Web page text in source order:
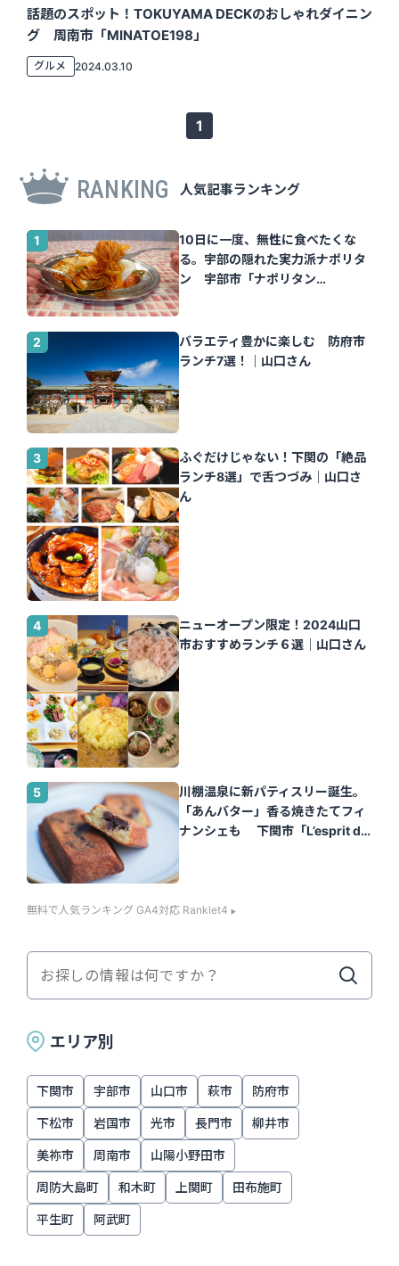
話題のスポット！TOKUYAMA DECKのおしゃれダイニン
グ 周南市「MINATOE198」
グルメ 2024.03.10
1
RANKING 人気記事ランキング
10日に一度、無性に食べたくな
る。宇部の隠れた実力派ナポリタ
ン 宇部市「ナポリタン
バラエティ豊かに楽しむ 防府市
ランチ7選！｜山口さん
ふぐだけじゃない！下関の「絶品
ランチ8選」で舌つづみ｜山口さ
ん
ニューオープン限定！2024山口
市おすすめランチ６選｜山口さん
川棚温泉に新パティスリー誕生。
「あんバター」香る焼きたてフィ
ナンシェも 下関市「L’esprit de
無料で人気ランキング GA4対応 Ranklet4
エリア別
下関市 宇部市 山口市 萩市 防府市
下松市 岩国市 光市 長門市 柳井市
美祢市 周南市 山陽小野田市
周防大島町 和木町 上関町 田布施町
平生町 阿武町